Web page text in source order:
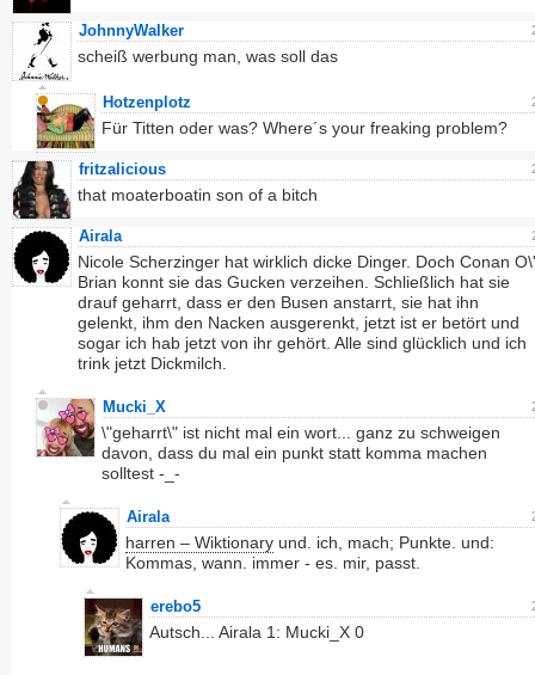
JohnnyWalker
scheiß werbung man, was soll das
Hotzenplotz
Für Titten oder was? Where´s your freaking problem?
fritzalicious
that moaterboatin son of a bitch
Airala
Nicole Scherzinger hat wirklich dicke Dinger. Doch Conan O\'
Brian konnt sie das Gucken verzeihen. Schließlich hat sie
drauf geharrt, dass er den Busen anstarrt, sie hat ihn
gelenkt, ihm den Nacken ausgerenkt, jetzt ist er betört und
sogar ich hab jetzt von ihr gehört. Alle sind glücklich und ich
trink jetzt Dickmilch.
Mucki_X
\"geharrt\" ist nicht mal ein wort... ganz zu schweigen
davon, dass du mal ein punkt statt komma machen
solltest -_-
Airala
harren – Wiktionary und. ich, mach; Punkte. und:
Kommas, wann. immer - es. mir, passt.
erebo5
Autsch... Airala 1: Mucki_X 0